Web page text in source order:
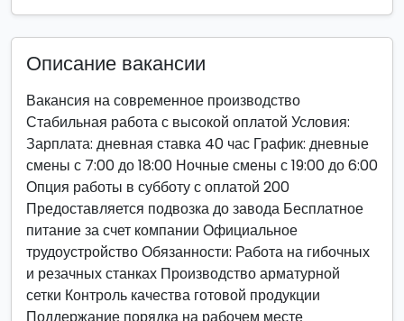
Описание вакансии
Вакансия на современное производство
Стабильная работа с высокой оплатой Условия:
Зарплата: дневная ставка 40 час График: дневные
смены с 7:00 до 18:00 Ночные смены с 19:00 до 6:00
Опция работы в субботу с оплатой 200
Предоставляется подвозка до завода Бесплатное
питание за счет компании Официальное
трудоустройство Обязанности: Работа на гибочных
и резачных станках Производство арматурной
сетки Контроль качества готовой продукции